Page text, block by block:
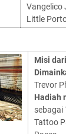
Vangelico
Little
Misi dari
Trevor
Hadiah
sebagai
Tattoo